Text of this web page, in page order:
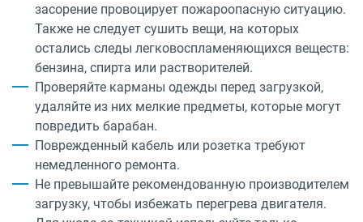
засорение провоцирует пожароопасную ситуацию.
Также не следует сушить вещи, на которых
остались следы легковоспламеняющихся веществ:
бензина, спирта или растворителей.
Проверяйте карманы одежды перед загрузкой,
удаляйте из них мелкие предметы, которые могут
повредить барабан.
Поврежденный кабель или розетка требуют
немедленного ремонта.
Не превышайте рекомендованную производителем
загрузку, чтобы избежать перегрева двигателя.